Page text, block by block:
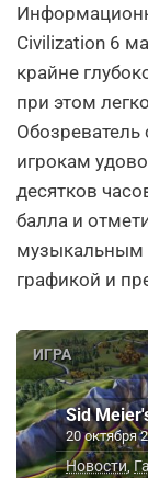
Civilization 6
крайне
при этом
Обозреватель
игрокам
десятков
балла и
музыкальным
графикой и
ИГРА
Sid
20 октября
Новости,